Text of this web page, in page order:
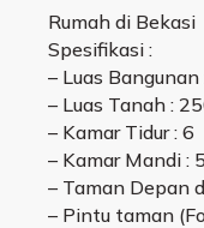
Rumah di Bekasi
Spesifikasi :
– Luas
– Luas Tanah :
– Kamar Tidur : 6
– Kamar Mandi : 5
– Taman Depan
– Pintu taman